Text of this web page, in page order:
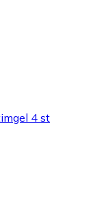
4 st